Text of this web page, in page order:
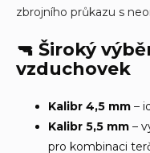
zbrojního průkazu s
🔫 Široký
vzduchovek
Kalibr 4,5 mm –
Kalibr 5,5 mm –
pro kombinaci